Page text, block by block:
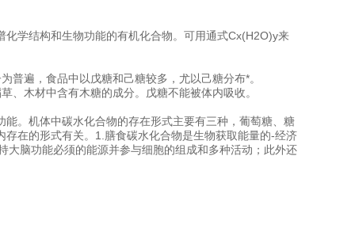
学结构和生物功能的有机化合物。可用通式Cx(H2O)y来
普遍，食品中以戊糖和己糖较多，尤以己糖分布*。
、木材中含有木糖的成分。戊糖不能被体内吸收。
。机体中碳水化合物的存在形式主要有三种，葡萄糖、糖
在的形式有关。1.膳食碳水化合物是生物获取能量的-经济
脑功能必须的能源并参与细胞的组成和多种活动；此外还